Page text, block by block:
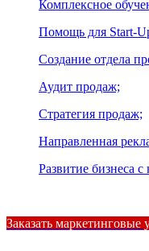
Комплексное
Помощь для Start-
Создание отдела
Аудит продаж;
Стратегия продаж;
Направленная
Развитие бизнеса с
Заказать маркетинговые